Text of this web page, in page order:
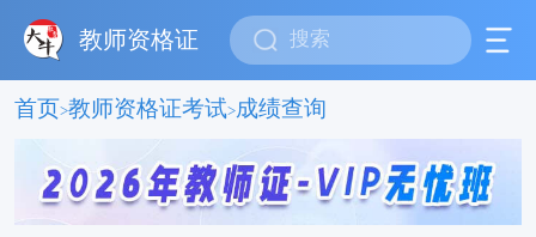
教师资格证
首页>教师资格证考试>成绩查询